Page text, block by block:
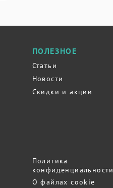
ПОЛЕЗНОЕ
Статьи
Новости
Скидки и акции
Политика
конфиденциальности
О файлах cookie